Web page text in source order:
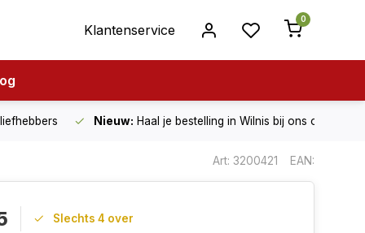
Klantenservice
0
Nieuw: Haal je bestelling in Wilnis bij ons op!
Art: 3200421 EAN:
Slechts 4 over